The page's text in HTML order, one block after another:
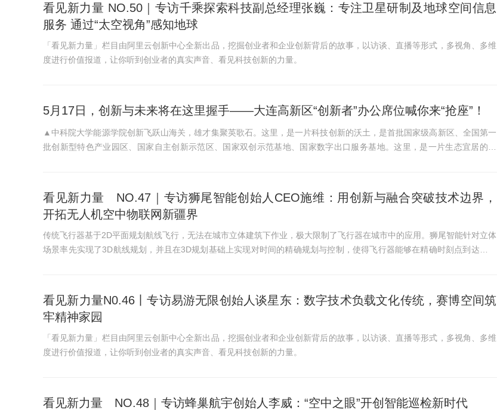
看见新力量 NO.50｜专访千乘探索科技副总经理张巍：专注卫星研制及地球空间信息
服务 通过“太空视角”感知地球
「看见新力量」栏目由阿里云创新中心全新出品，挖掘创业者和企业创新背后的故事，以访谈、直播等形式，多视角、多维
度进行价值报道，让你听到创业者的真实声音、看见科技创新的力量。
5月17日，创新与未来将在这里握手——大连高新区“创新者”办公席位喊你来“抢座”！
▲中科院大学能源学院创新飞跃山海关，雄才集聚英歌石。这里，是一片科技创新的沃土，是首批国家级高新区、全国第一
批创新型特色产业园区、国家自主创新示范区、国家双创示范基地、国家数字出口服务基地。这里，是一片生态宜居的园
看见新力量 NO.47｜专访狮尾智能创始人CEO施维：用创新与融合突破技术边界，
开拓无人机空中物联网新疆界
传统飞行器基于2D平面规划航线飞行，无法在城市立体建筑下作业，极大限制了飞行器在城市中的应用。狮尾智能针对立体
场景率先实现了3D航线规划，并且在3D规划基础上实现对时间的精确规划与控制，使得飞行器能够在精确时刻点到达三维
看见新力量N0.46丨专访易游无限创始人谈星东：数字技术负载文化传统，赛博空间筑
牢精神家园
「看见新力量」栏目由阿里云创新中心全新出品，挖掘创业者和企业创新背后的故事，以访谈、直播等形式，多视角、多维
度进行价值报道，让你听到创业者的真实声音、看见科技创新的力量。
看见新力量 NO.48｜专访蜂巢航宇创始人李威：“空中之眼”开创智能巡检新时代